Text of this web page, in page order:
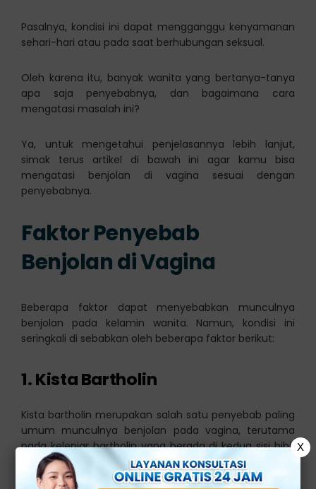
Pasalnya, kondisi ini dapat mengganggu kenyamanan
sehari-hari atau pada saat berhubungan seksual.
Oleh karena itu, banyak wanita yang bertanya-tanya
apa saja penyebabnya, dan bagaimana cara
mengatasi masalah ini?
Ya, untuk mengetahui penjelasannya lebih lanjut,
simak terus artikel di bawah ini agar kamu bisa
mengatasi benjolan di vagina sesuai dengan
penyebabnya.
Faktor Penyebab
Benjolan di Vagina
Beberapa faktor dapat menyebabkan munculnya
benjolan pada kelamin wanita. Namun, kondisi ini
seringkali di sebabkan oleh beberapa faktor berikut:
1. Kista Bartholin
Kista bartholin merupakan salah satu penyebab paling
umum munculnya benjolan pada vagina, terutama
pada kelenjar bartholin yang berada di kedua sisi bibir
vagina.
X